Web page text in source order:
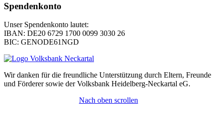
Spendenkonto
Unser Spendenkonto lautet:
IBAN: DE20 6729 1700 0099 3030 26
BIC: GENODE61NGD
Wir danken für die freundliche Unterstützung durch Eltern, Freunde
und Förderer sowie der Volksbank Heidelberg-Neckartal eG.
Nach oben scrollen